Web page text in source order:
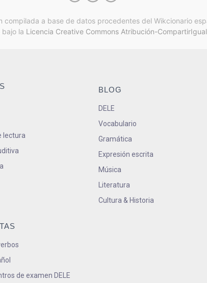
compilada a base de datos procedentes del Wikcionario
la Licencia Creative Commons Atribución-
lectura
de examen DELE
BLOG
DELE
Vocabulario
Gramática
Expresión escrita
Música
Literatura
Cultura & Historia